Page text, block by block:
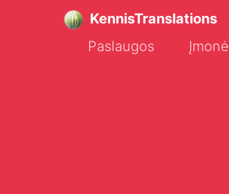
KennisTranslations
Paslaugos
Įmonė